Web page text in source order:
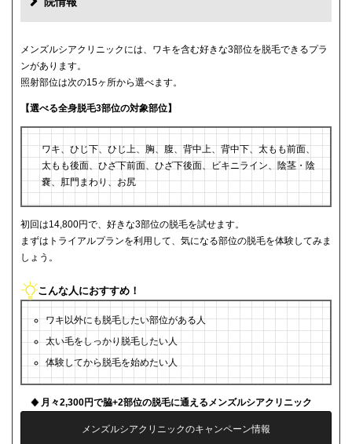
メンズルシアクリニックには、ワキを含む好きな3部位を脱毛できるプラ
ンがあります。
照射部位は次の15ヶ所から選べます。
【選べる全身脱毛3部位の対象部位】
ワキ、ひじ下、ひじ上、胸、腹、背中上、背中下、太もも前面、
太もも後面、ひざ下前面、ひざ下後面、ビキニライン、陰茎・陰
嚢、肛門まわり、お尻
初回は14,800円で、好きな3部位の脱毛を試せます。
まずはトライアルプランを利用して、気になる部位の脱毛を体験してみま
しょう。
こんな人におすすめ！
ワキ以外にも脱毛したい部位がある人
太い毛をしっかり脱毛したい人
体験してから脱毛を始めたい人
月々2,300円で脇+2部位の脱毛に通えるメンズルシアクリニック
メンズルシアクリニックのキャンペーン情報